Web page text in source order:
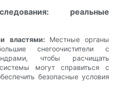
реальные
властями: Местные органы
снегоочистители с
чтобы расчищать
могут справиться с
безопасные условия